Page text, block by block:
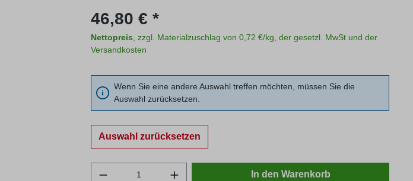
Regulärer Preis:
46,80 € *
Nettopreis , zzgl. Materialzuschlag von 0,72 €/kg, der gesetzl. MwSt und der
Versandkosten
Wenn Sie eine andere Auswahl treffen möchten, müssen Sie die
Auswahl zurücksetzen.
Auswahl zurücksetzen
Produkt Anzahl: Gib den gewünschten Wert ein
In den Warenkorb